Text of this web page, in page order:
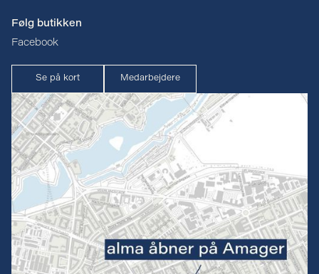
Følg butikken
Facebook
Se på kort Medarbejdere